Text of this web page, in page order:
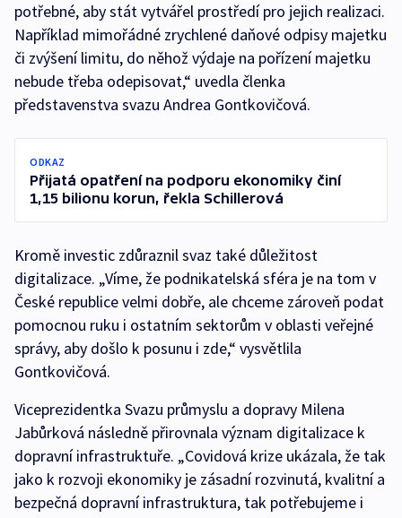
potřebné, aby stát vytvářel prostředí pro jejich realizaci.
Například mimořádné zrychlené daňové odpisy majetku
či zvýšení limitu, do něhož výdaje na pořízení majetku
nebude třeba odepisovat,“ uvedla členka
představenstva svazu Andrea Gontkovičová.
ODKAZ
Přijatá opatření na podporu ekonomiky činí
1,15 bilionu korun, řekla Schillerová
Kromě investic zdůraznil svaz také důležitost
digitalizace. „Víme, že podnikatelská sféra je na tom v
České republice velmi dobře, ale chceme zároveň podat
pomocnou ruku i ostatním sektorům v oblasti veřejné
správy, aby došlo k posunu i zde,“ vysvětlila
Gontkovičová.
Viceprezidentka Svazu průmyslu a dopravy Milena
Jabůrková následně přirovnala význam digitalizace k
dopravní infrastruktuře. „Covidová krize ukázala, že tak
jako k rozvoji ekonomiky je zásadní rozvinutá, kvalitní a
bezpečná dopravní infrastruktura, tak potřebujeme i